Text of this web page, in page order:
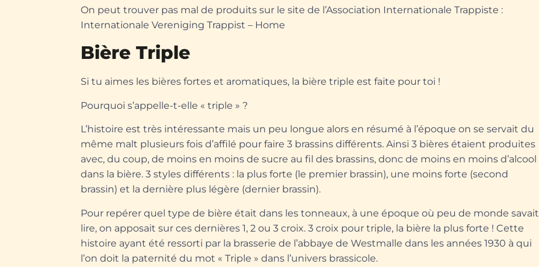
On peut trouver pas mal de produits sur le site de l’Association Internationale Trappiste :
Internationale Vereniging Trappist – Home
Bière Triple
Si tu aimes les bières fortes et aromatiques, la bière triple est faite pour toi !
Pourquoi s’appelle-t-elle « triple » ?
L’histoire est très intéressante mais un peu longue alors en résumé à l’époque on se servait du
même malt plusieurs fois d’affilé pour faire 3 brassins différents. Ainsi 3 bières étaient produites
avec, du coup, de moins en moins de sucre au fil des brassins, donc de moins en moins d’alcool
dans la bière. 3 styles différents : la plus forte (le premier brassin), une moins forte (second
brassin) et la dernière plus légère (dernier brassin).
Pour repérer quel type de bière était dans les tonneaux, à une époque où peu de monde savait
lire, on apposait sur ces dernières 1, 2 ou 3 croix. 3 croix pour triple, la bière la plus forte ! Cette
histoire ayant été ressorti par la brasserie de l’abbaye de Westmalle dans les années 1930 à qui
l’on doit la paternité du mot « Triple » dans l’univers brassicole.